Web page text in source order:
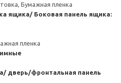
Бумажная пленка
ящика/ Боковая панель ящика:
пленка
дверь/фронтальная панель